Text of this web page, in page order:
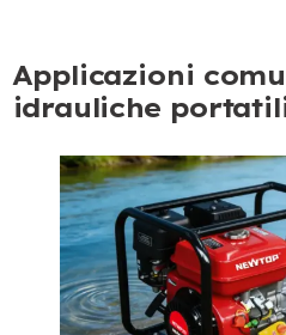
Applicazioni
idrauliche